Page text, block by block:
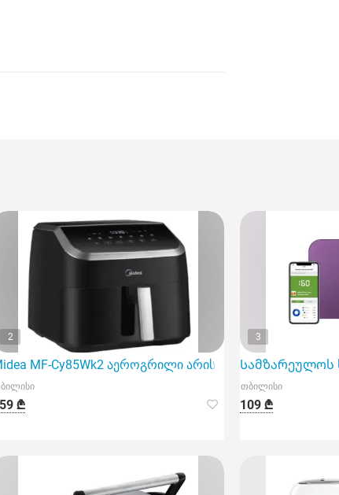
წარმოადგენს მათთვის, ვინც მოყვარულობს
2
MF-Cy85Wk2 აეროგრილი არის ინოვაციური
₾
3
Სამზარეულოს
თბილისი
109 ₾